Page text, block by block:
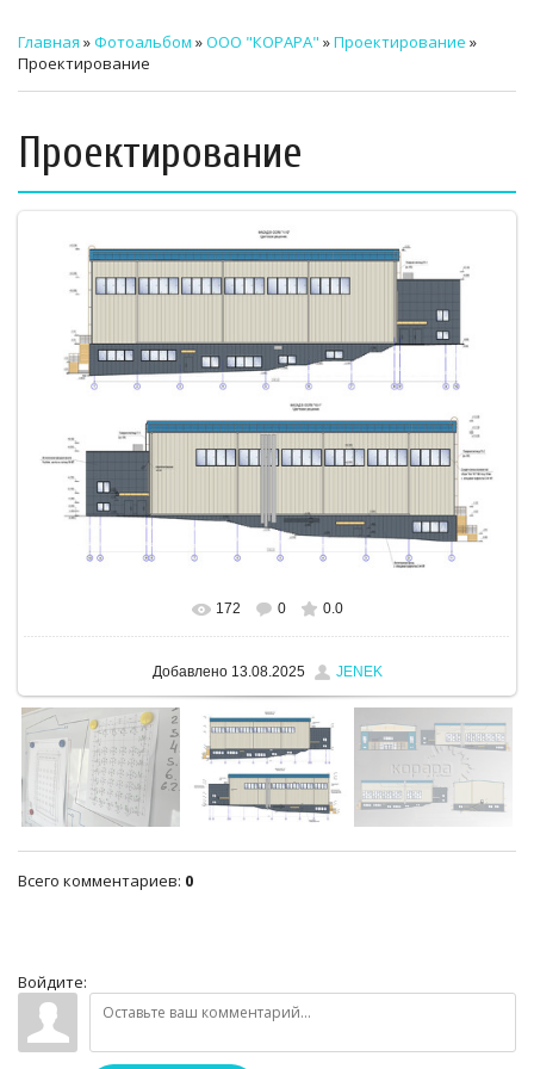
НОРМАТИВНЫЕ ДОКУМЕНТЫ
О НАС
ПРЕССА
РЕЕСТРЫ
Главная »Фотоальбом »ООО "КОРАРА" »Проектирование »
Проектирование
Проектирование
В реальном размере 1280x960
172 0 0.0
Добавлено13.08.2025 JENEK
Всего комментариев: 0
Войдите: